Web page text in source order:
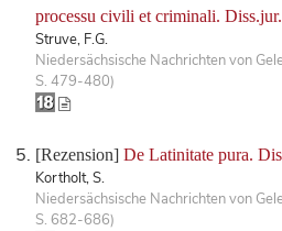
processu civili et criminali. Diss.jur.
Struve, F.G.
Niedersächsische Nachrichten von
S. 479-480)
[Rezension] De Latinitate pura.
Kortholt, S.
Niedersächsische Nachrichten von
S. 682-686)